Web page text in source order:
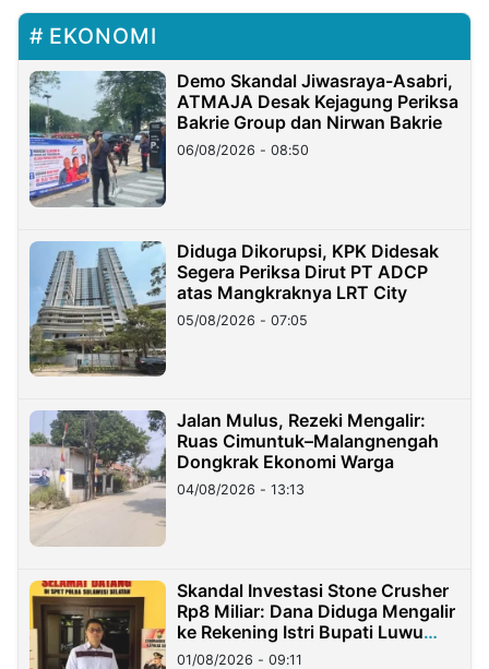
EKONOMI
Demo Skandal Jiwasraya-Asabri,
ATMAJA Desak Kejagung Periksa
Bakrie Group dan Nirwan Bakrie
06/08/2026 - 08:50
Diduga Dikorupsi, KPK Didesak
Segera Periksa Dirut PT ADCP
atas Mangkraknya LRT City
05/08/2026 - 07:05
Jalan Mulus, Rezeki Mengalir:
Ruas Cimuntuk–Malangnengah
Dongkrak Ekonomi Warga
04/08/2026 - 13:13
Skandal Investasi Stone Crusher
Rp8 Miliar: Dana Diduga Mengalir
ke Rekening Istri Bupati Luwu
Timur
01/08/2026 - 09:11